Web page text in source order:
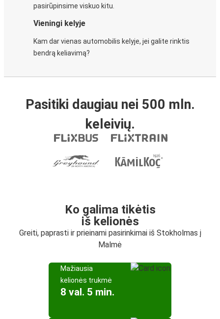
pasirūpinsime viskuo kitu.
Vieningi kelyje
Kam dar vienas automobilis kelyje, jei galite rinktis
bendrą keliavimą?
Pasitiki daugiau nei 500 mln.
keleivių.
Ko galima tikėtis
iš kelionės
Greiti, paprasti ir prieinami pasirinkimai iš Stokholmas į
Malmė
Mažiausia
kelionės trukmė
8 val. 5 min.